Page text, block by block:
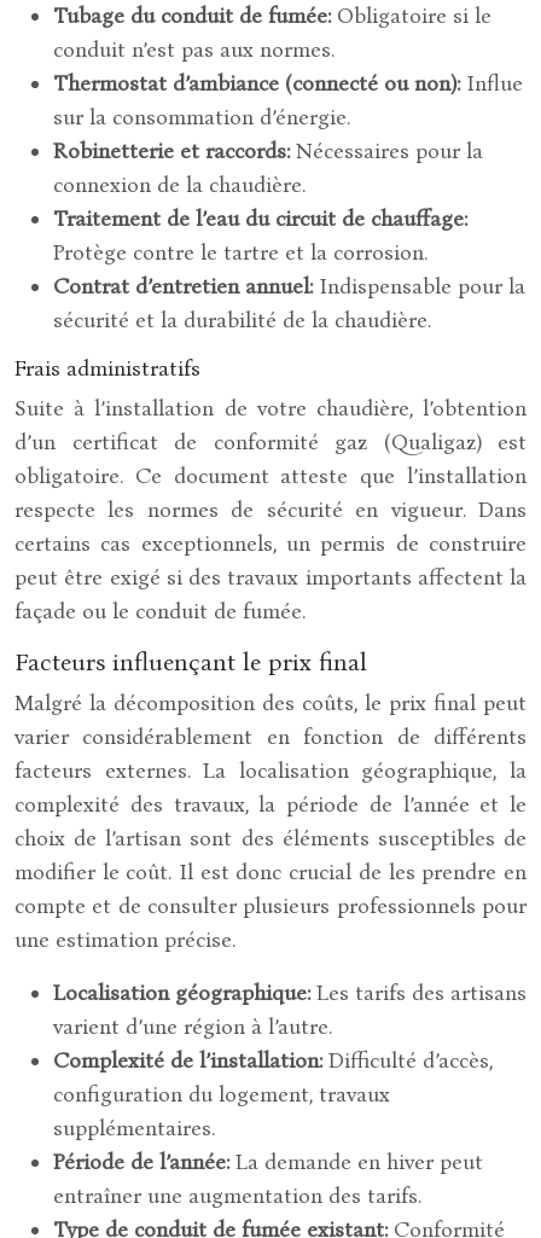
Tubage du conduit de fumée: Obligatoire si le
conduit n’est pas aux normes.
Thermostat d’ambiance (connecté ou non): Influe
sur la consommation d’énergie.
Robinetterie et raccords:Nécessaires pour la
connexion de la chaudière.
Traitement de l’eau du circuit de chauffage:
Protège contre le tartre et la corrosion.
Contrat d’entretien annuel: Indispensable pour la
sécurité et la durabilité de la chaudière.
Frais administratifs
Suite à l’installation de votre chaudière, l’obtention
d’un certificat de conformité gaz (Qualigaz) est
obligatoire. Ce document atteste que l’installation
respecte les normes de sécurité en vigueur. Dans
certains cas exceptionnels, un permis de construire
peut être exigé si des travaux importants affectent la
façade ou le conduit de fumée.
Facteurs influençant le prix final
Malgré la décomposition des coûts, le prix final peut
varier considérablement en fonction de différents
facteurs externes. La localisation géographique, la
complexité des travaux, la période de l’année et le
choix de l’artisan sont des éléments susceptibles de
modifier le coût. Il est donc crucial de les prendre en
compte et de consulter plusieurs professionnels pour
une estimation précise.
Localisation géographique:Les tarifs des artisans
varient d’une région à l’autre.
Complexité de l’installation:Difficulté d’accès,
configuration du logement, travaux
supplémentaires.
Période de l’année:La demande en hiver peut
entraîner une augmentation des tarifs.
Type de conduit de fumée existant: Conformité